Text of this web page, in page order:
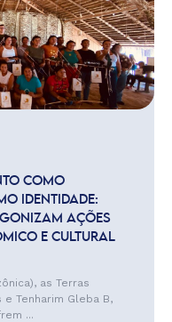
COMO
IDENTIDADE:
AÇÕES
E CULTURAL
as Terras
e Tenharim Gleba B,
...